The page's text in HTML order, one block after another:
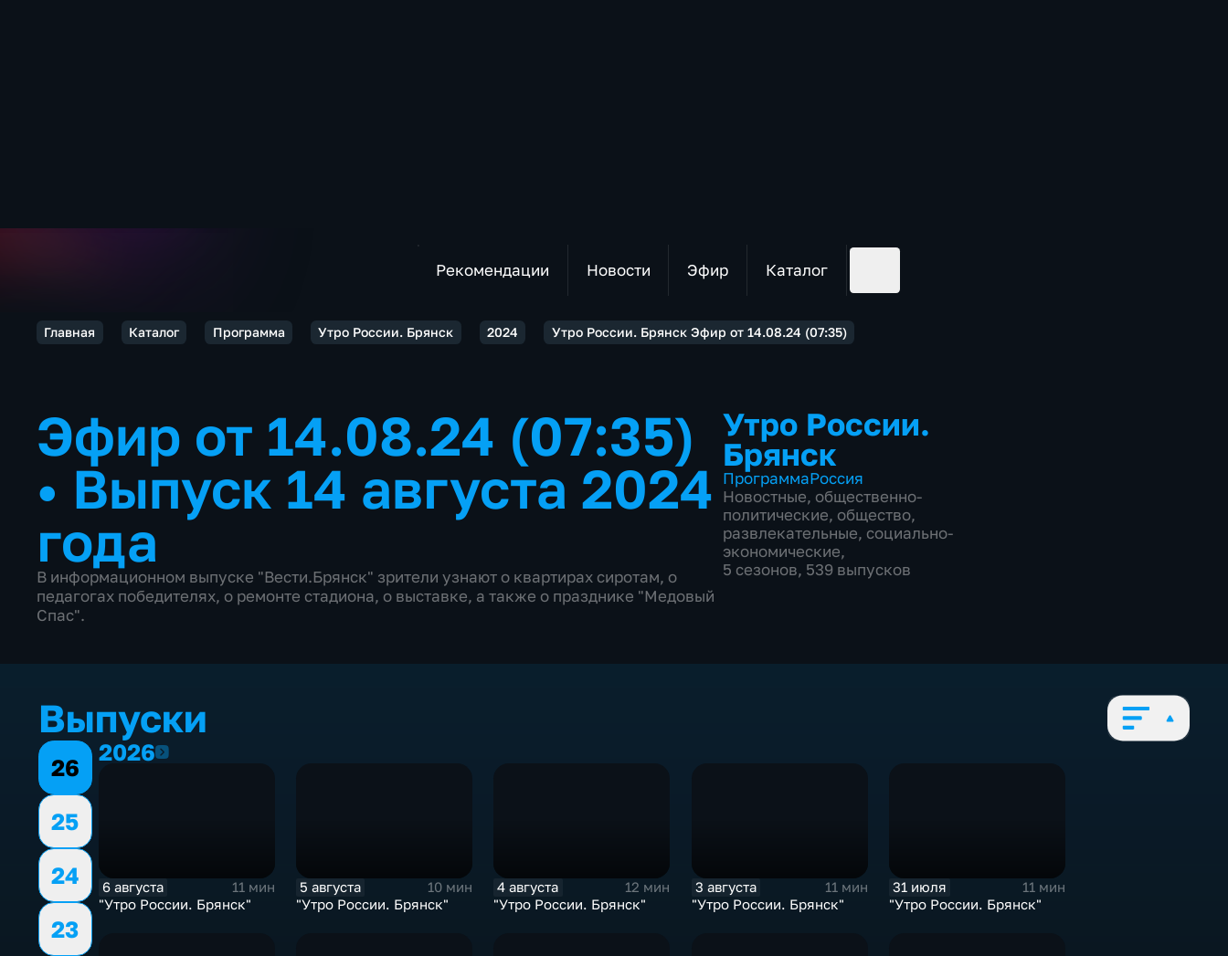
Рекомендации Новости Эфир Каталог
Главная Каталог Программа Утро России. Брянск 2024 Утро России. Брянск Эфир от 14.08.24 (07:35)
Эфир от 14.08.24 (07:35)
• Выпуск 14 августа 2024
года
В информационном выпуске "Вести.Брянск" зрители узнают о квартирах сиротам, о
педагогах победителях, о ремонте стадиона, о выставке, а также о празднике "Медовый
Спас".
Утро России.
Брянск
ПрограммаРоссия
Новостные, общественно-
политические, общество,
развлекательные, социально-
экономические,
5 сезонов, 539 выпусков
Выпуски
26
25
24
23
20262026
6 августа
11 мин
"Утро России. Брянск"
5 августа
10 мин
"Утро России. Брянск"
4 августа
12 мин
"Утро России. Брянск"
3 августа
11 мин
"Утро России. Брянск"
31 июля
11 мин
"Утро России. Брянск"